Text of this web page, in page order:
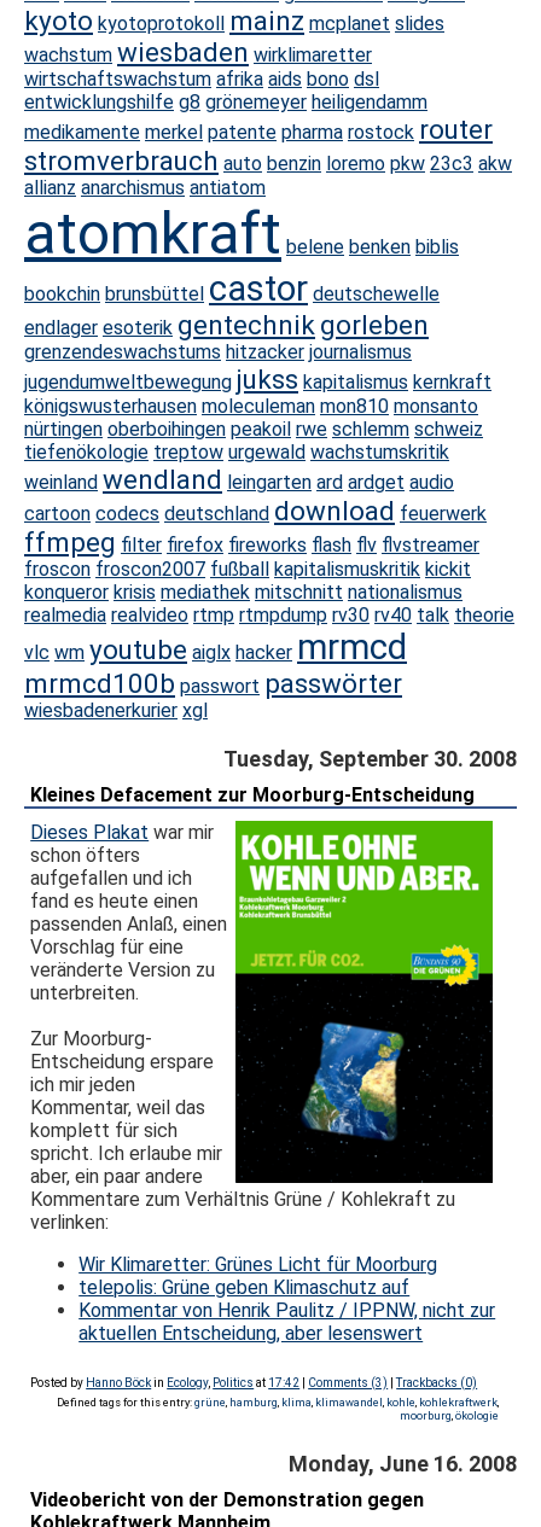
kyoto kyotoprotokoll mainz mcplanet slides
wachstum wiesbaden wirklimaretter
wirtschaftswachstum afrika aids bono dsl
entwicklungshilfe g8 grönemeyer heiligendamm
medikamente merkel patente pharma rostock router
stromverbrauch auto benzin loremo pkw 23c3 akw
allianz anarchismus antiatom
atomkraft belene benken biblis
bookchin brunsbüttel castor deutschewelle
endlager esoterik gentechnik gorleben
grenzendeswachstums hitzacker journalismus
jugendumweltbewegung jukss kapitalismus kernkraft
königswusterhausen moleculeman mon810 monsanto
nürtingen oberboihingen peakoil rwe schlemm schweiz
tiefenökologie treptow urgewald wachstumskritik
weinland wendland leingarten ard ardget audio
cartoon codecs deutschland download feuerwerk
ffmpeg filter firefox fireworks flash flv flvstreamer
froscon froscon2007 fußball kapitalismuskritik kickit
konqueror krisis mediathek mitschnitt nationalismus
realmedia realvideo rtmp rtmpdump rv30 rv40 talk theorie
vlc wm youtube aiglx hacker mrmcd
mrmcd100b passwort passwörter
wiesbadenerkurier xgl
Tuesday, September 30. 2008
Kleines Defacement zur Moorburg-Entscheidung
Dieses Plakat war mir
schon öfters
aufgefallen und ich
fand es heute einen
passenden Anlaß, einen
Vorschlag für eine
veränderte Version zu
unterbreiten.
Zur Moorburg-
Entscheidung erspare
ich mir jeden
Kommentar, weil das
komplett für sich
spricht. Ich erlaube mir
aber, ein paar andere
Kommentare zum Verhältnis Grüne / Kohlekraft zu
verlinken:
Wir Klimaretter: Grünes Licht für Moorburg
telepolis: Grüne geben Klimaschutz auf
Kommentar von Henrik Paulitz / IPPNW, nicht zur
aktuellen Entscheidung, aber lesenswert
Posted by Hanno Böckin Ecology, Politics at 17:42 Comments (3) |Trackbacks (0)
Defined tags for this entry:grüne hamburg klima klimawandel kohle kohlekraftwerk,
moorburg ökologie
Monday, June 16. 2008
Videobericht von der Demonstration gegen